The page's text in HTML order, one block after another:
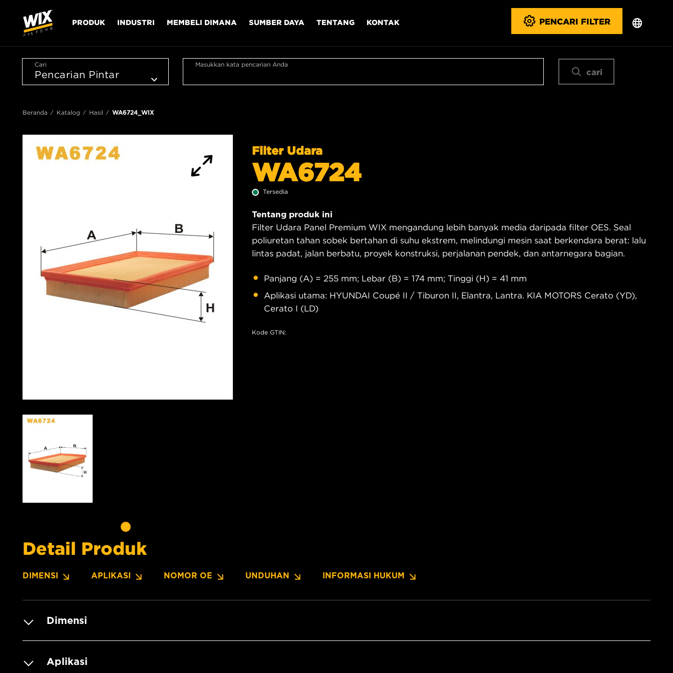
PRODUK INDUSTRI MEMBELI DIMANA SUMBER DAYA TENTANG KONTAK PENCARI FILTER
Cari Masukkan kata pencarian Anda
cari
Beranda Katalog Hasil WA6724_WIX
Filter Udara
WA6724
Tersedia
Tentang produk ini
Filter Udara Panel Premium WIX mengandung lebih banyak media daripada filter OES. Seal
poliuretan tahan sobek bertahan di suhu ekstrem, melindungi mesin saat berkendara berat: lalu
lintas padat, jalan berbatu, proyek konstruksi, perjalanan pendek, dan antarnegara bagian.
Panjang (A) = 255 mm; Lebar (B) = 174 mm; Tinggi (H) = 41 mm
Aplikasi utama: HYUNDAI Coupé II / Tiburon II, Elantra, Lantra. KIA MOTORS Cerato (YD),
Cerato I (LD)
Kode GTIN:
Detail Produk
DIMENSI APLIKASI NOMOR OE UNDUHAN INFORMASI HUKUM
Dimensi
Aplikasi